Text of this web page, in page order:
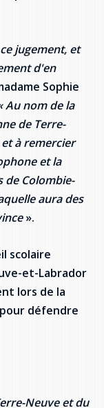
jugement, et
d'en
Sophie
Au nom de la
de Terre-
à remercier
et la
de Colombie-
aura des
».
scolaire
et-Labrador
lors de la
défendre
Neuve et du